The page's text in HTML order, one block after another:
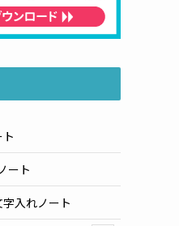
ート
入れノート